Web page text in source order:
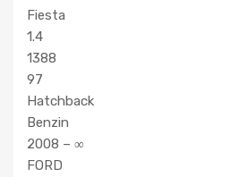
Fiesta
1.4
1388
97
Hatchback
Benzin
2008 – ∞
FORD